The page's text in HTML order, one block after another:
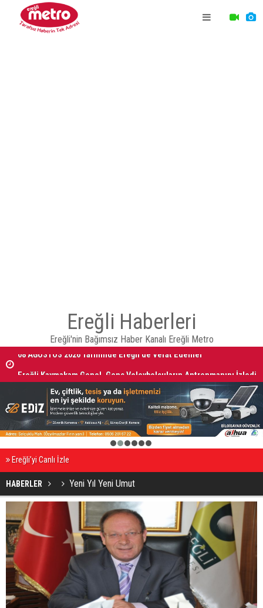
Ereğli Haberleri
Ereğli'nin Bağımsız Haber Kanalı Ereğli Metro
08 AĞUSTOS 2026 Tarihinde Ereğli’de Vefat Edenler
2 3 4 5 6
Ereğli’yi Canlı İzle
HABERLER Yeni Yıl Yeni Umut